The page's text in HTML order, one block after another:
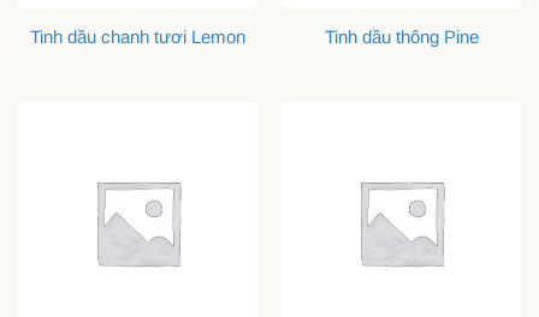
Tinh dầu chanh tươi Lemon Tinh dầu thông Pine